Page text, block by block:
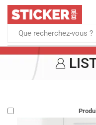
Que recherchez-vous ?